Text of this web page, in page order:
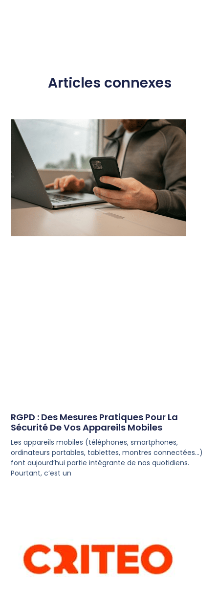
Articles connexes
RGPD : Des Mesures Pratiques Pour La
Sécurité De Vos Appareils Mobiles
Les appareils mobiles (téléphones, smartphones,
ordinateurs portables, tablettes, montres connectées…)
font aujourd’hui partie intégrante de nos quotidiens.
Pourtant, c’est un